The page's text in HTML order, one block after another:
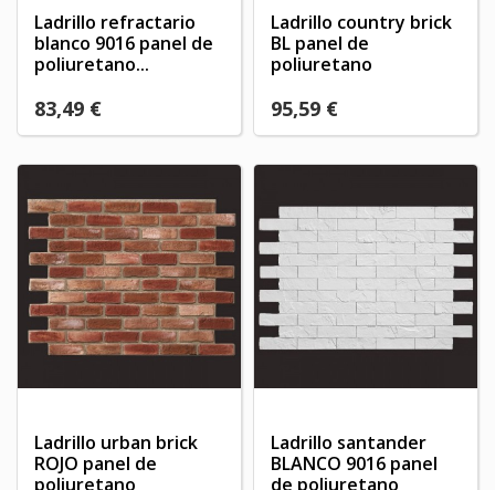
Ladrillo refractario
blanco 9016 panel de
poliuretano...
83,49 €
Ladrillo country brick
BL panel de
poliuretano
95,59 €
Ladrillo urban brick
ROJO panel de
poliuretano
Ladrillo santander
BLANCO 9016 panel
de poliuretano